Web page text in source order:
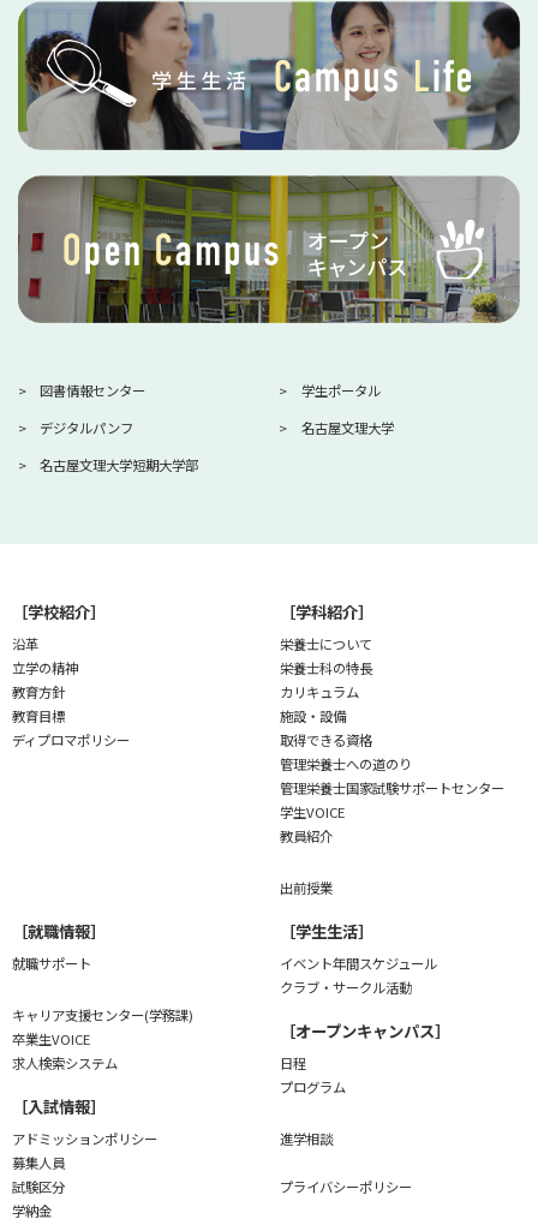
図書情報センター
学生ポータル
デジタルパンフ
名古屋文理大学
名古屋文理大学短期大学部
［学校紹介］
沿革
立学の精神
教育方針
教育目標
ディプロマポリシー
［学科紹介］
栄養士について
栄養士科の特長
カリキュラム
施設・設備
取得できる資格
管理栄養士への道のり
管理栄養士国家試験サポートセンター
学生VOICE
教員紹介
出前授業
［就職情報］
就職サポート
キャリア支援センター(学務課)
卒業生VOICE
求人検索システム
［入試情報］
アドミッションポリシー
募集人員
試験区分
学納金
［学生生活］
イベント年間スケジュール
クラブ・サークル活動
［オープンキャンパス］
日程
プログラム
進学相談
プライバシーポリシー